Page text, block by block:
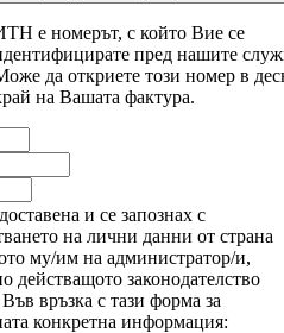
е номерът, с който Вие се
пред нашите
да откриете този номер в
на Вашата фактура.
и се запознах с
на лични данни от страна
му/им на администратор/и,
действащото законодателство
Във връзка с тази форма за
конкретна информация: